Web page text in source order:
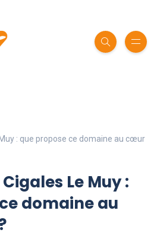
: que propose ce domaine au cœur
Le Muy :
domaine au